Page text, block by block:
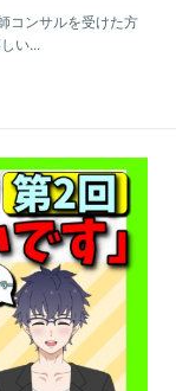
コンサルを受けた方
い...